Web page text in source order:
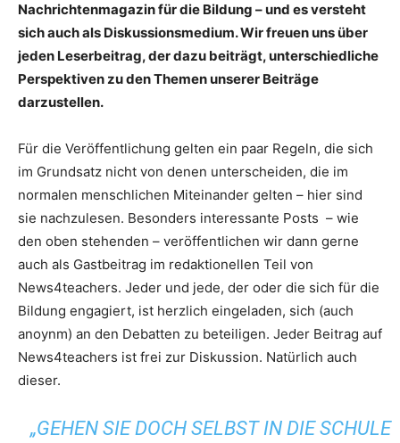
Nachrichtenmagazin für die Bildung – und es versteht
sich auch als Diskussionsmedium. Wir freuen uns über
jeden Leserbeitrag, der dazu beiträgt, unterschiedliche
Perspektiven zu den Themen unserer Beiträge
darzustellen.
Für die Veröffentlichung gelten ein paar Regeln, die sich
im Grundsatz nicht von denen unterscheiden, die im
normalen menschlichen Miteinander gelten – hier sind
sie nachzulesen. Besonders interessante Posts – wie
den oben stehenden – veröffentlichen wir dann gerne
auch als Gastbeitrag im redaktionellen Teil von
News4teachers. Jeder und jede, der oder die sich für die
Bildung engagiert, ist herzlich eingeladen, sich (auch
anoynm) an den Debatten zu beteiligen. Jeder Beitrag auf
News4teachers ist frei zur Diskussion. Natürlich auch
dieser.
„GEHEN SIE DOCH SELBST IN DIE SCHULE